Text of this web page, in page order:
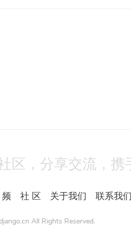
区，分享交流，携
社 区 关于我们 联系我们
All Rights Reserved.